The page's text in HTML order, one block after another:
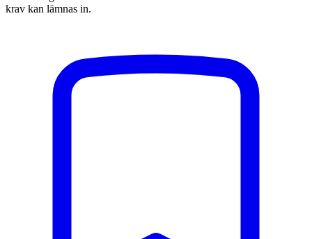
krav kan lämnas in.